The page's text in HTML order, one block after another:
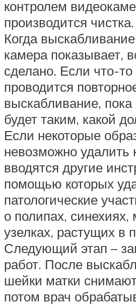
контролем
производится чистка.
Когда
камера показывает,
сделано. Если что-то
проводится
выскабливание, пока
будет таким, какой
Если некоторые
невозможно удалить
вводятся другие
помощью которых
патологические
о полипах,
узелках, растущих в
Следующий этап –
работ. После
шейки матки
потом врач